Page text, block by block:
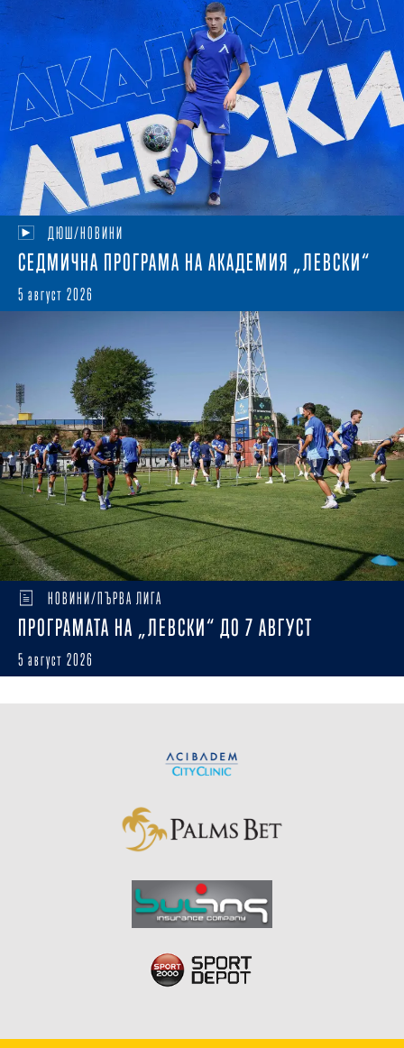
ДЮШ/НОВИНИ
СЕДМИЧНА ПРОГРАМА НА АКАДЕМИЯ „ЛЕВСКИ“
5 август 2026
НОВИНИ/ПЪРВА ЛИГА
ПРОГРАМАТА НА „ЛЕВСКИ“ ДО 7 АВГУСТ
5 август 2026